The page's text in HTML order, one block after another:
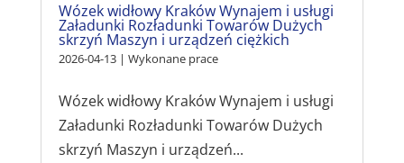
Wózek widłowy Kraków Wynajem i usługi
Załadunki Rozładunki Towarów Dużych
skrzyń Maszyn i urządzeń ciężkich
2026-04-13| Wykonane prace
Wózek widłowy Kraków Wynajem i usługi
Załadunki Rozładunki Towarów Dużych
skrzyń Maszyn i urządzeń...